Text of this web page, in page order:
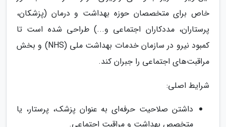
خاص برای متخصصان حوزه بهداشت و درمان (پزشکان،
پرستاران، مددکاران اجتماعی و...) طراحی شده است تا
کمبود نیرو در سازمان خدمات بهداشت ملی (NHS) و بخش
مراقبت‌های اجتماعی را جبران کند.
شرایط اصلی:
داشتن صلاحیت حرفه‌ای به عنوان پزشک، پرستار، یا
متخصص بهداشت و مراقبت اجتماعی.